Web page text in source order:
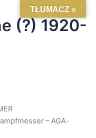
(?) 1920-
– AGA-
TŁUMACZ »